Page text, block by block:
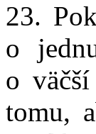
23.
o
o
tomu,